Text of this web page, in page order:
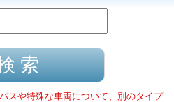
スや特殊な車両について、別のタイプ